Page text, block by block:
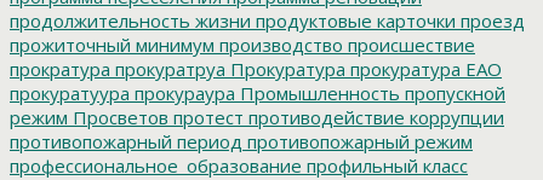
продолжительность жизни продуктовые карточки проезд
прожиточный минимум производство происшествие
прократура прокуратруа Прокуратура прокуратура ЕАО
прокуратуура прокураура Промышленность пропускной
режим Просветов протест противодействие коррупции
противопожарный период противопожарный режим
профессиональное_образование профильный класс